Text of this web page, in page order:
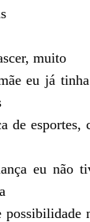
muito
eu já
de esportes,
eu não
possibilidade